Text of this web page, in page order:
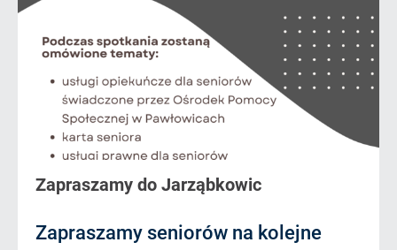
Zapraszamy do Jarząbkowic
Zapraszamy seniorów na kolejne